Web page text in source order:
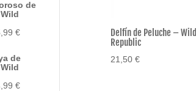
Delfín de Peluche – Wild
Republic
21,50€
€.
actual
de
€.
€El
es:
de
€El